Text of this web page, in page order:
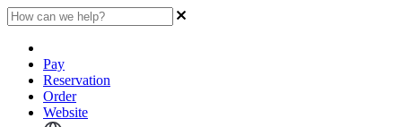
Pay
Reservation
Order
Website